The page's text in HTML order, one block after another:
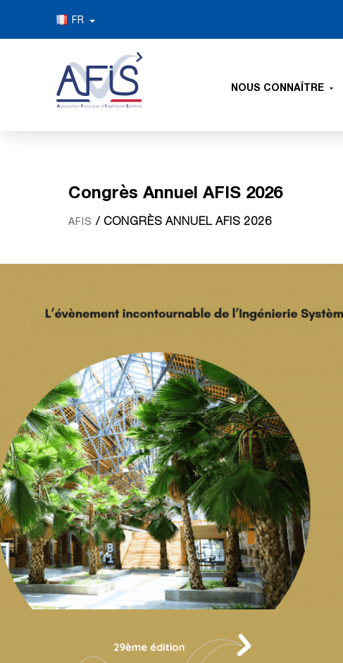
FR
NOUS CONNAÎTRE
Congrès Annuel AFIS 2026
AFIS / CONGRÈS ANNUEL AFIS 2026